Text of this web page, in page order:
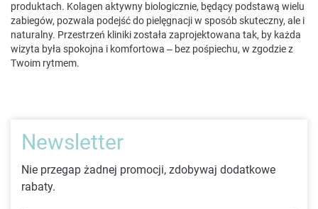
produktach. Kolagen aktywny biologicznie, będący podstawą wielu
zabiegów, pozwala podejść do pielęgnacji w sposób skuteczny, ale i
naturalny. Przestrzeń kliniki została zaprojektowana tak, by każda
wizyta była spokojna i komfortowa – bez pośpiechu, w zgodzie z
Twoim rytmem.
Newsletter
Nie przegap żadnej promocji, zdobywaj dodatkowe
rabaty.